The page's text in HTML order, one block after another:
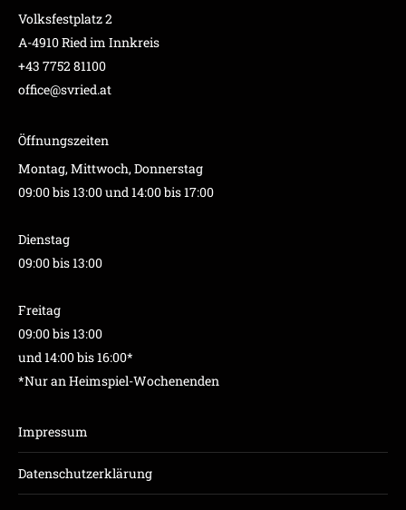
Volksfestplatz 2
A-4910 Ried im Innkreis
+43 7752 81100
office@svried.at
Öffnungszeiten
Montag, Mittwoch, Donnerstag
09:00 bis 13:00 und 14:00 bis 17:00
Dienstag
09:00 bis 13:00
Freitag
09:00 bis 13:00
und 14:00 bis 16:00*
*Nur an Heimspiel-Wochenenden
Impressum
Datenschutzerklärung